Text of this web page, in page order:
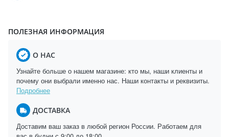
ПОЛЕЗНАЯ ИНФОРМАЦИЯ
О НАС
Узнайте больше о нашем магазине: кто мы, наши клиенты и
почему они выбрали именно нас. Наши контакты и реквизиты.
Подробнее
ДОСТАВКА
Доставим ваш заказ в любой регион России. Работаем для